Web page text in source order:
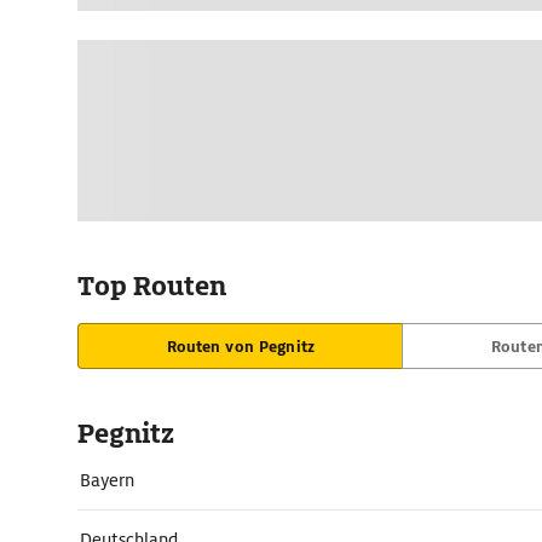
Top Routen
Routen von Pegnitz
Pegnitz
Bayern